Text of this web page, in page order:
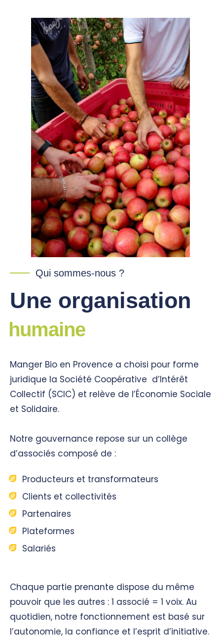
Qui sommes-nous ?
Une organisation
humaine
Manger Bio en Provence a choisi pour forme
juridique la Société Coopérative d’Intérêt
Collectif (SCIC) et relève de l’Économie Sociale
et Solidaire.
Notre gouvernance repose sur un collège
d’associés composé de :
Producteurs et transformateurs
Clients et collectivités
Partenaires
Plateformes
Salariés
Chaque partie prenante dispose du même
pouvoir que les autres : 1 associé = 1 voix. Au
quotidien, notre fonctionnement est basé sur
l’autonomie, la confiance et l’esprit d’initiative.